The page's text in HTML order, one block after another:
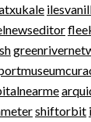
shiftorbit